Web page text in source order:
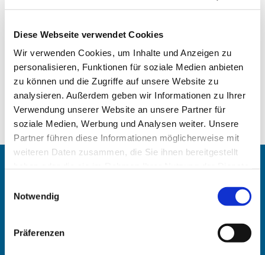
Diese Webseite verwendet Cookies
Wir verwenden Cookies, um Inhalte und Anzeigen zu
personalisieren, Funktionen für soziale Medien anbieten
zu können und die Zugriffe auf unsere Website zu
analysieren. Außerdem geben wir Informationen zu Ihrer
Verwendung unserer Website an unsere Partner für
soziale Medien, Werbung und Analysen weiter. Unsere
Partner führen diese Informationen möglicherweise mit
weiteren Daten zusammen, die Sie ihnen bereitgestellt
Notwendig
Präferenzen